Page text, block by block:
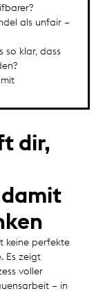
als unfair –
so klar, dass
dir,
damit
keine perfekte
Es zeigt
voller
– in